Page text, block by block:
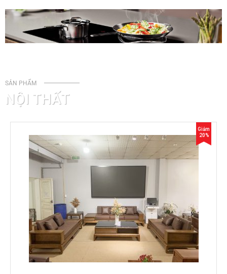
SẢN PHẨM
NỘI THẤT
Giảm
20%